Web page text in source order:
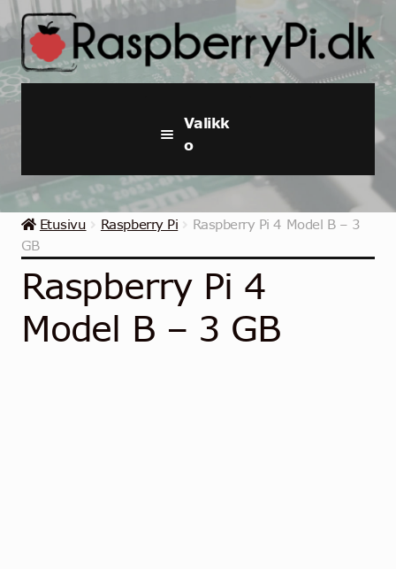
Siirry
navigointiin
Siirry
sisältöön
Valikk
o
Raspberry Pi
Teollinen Raspberry Pi
Raspberry pi Tarvikkeet
Etusivu Raspberry Pi
Raspberry Pi 4 Model B – 3
GB
Raspberry Pi 4
Model B – 3 GB